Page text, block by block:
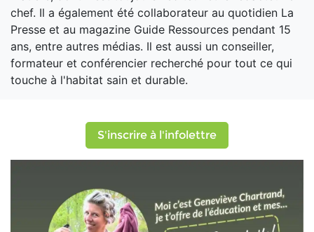
chef. Il a également été collaborateur au quotidien La
Presse et au magazine Guide Ressources pendant 15
ans, entre autres médias. Il est aussi un conseiller,
formateur et conférencier recherché pour tout ce qui
touche à l'habitat sain et durable.
S'inscrire à l'infolettre